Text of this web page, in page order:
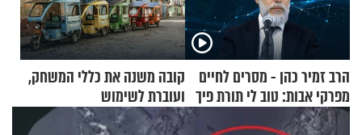
הרב זמיר כהן - מסרים לחיים
מפרקי אבות: טוב לי תורת פיך
קובה משנה את כללי המשחק,
ועוברת לשימוש
בתלת־אופנועים סולאריים